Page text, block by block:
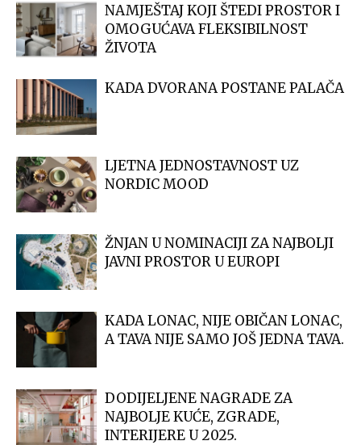
NAMJEŠTAJ KOJI ŠTEDI PROSTOR I
OMOGUĆAVA FLEKSIBILNOST
ŽIVOTA
KADA DVORANA POSTANE PALAČA
LJETNA JEDNOSTAVNOST UZ
NORDIC MOOD
ŽNJAN U NOMINACIJI ZA NAJBOLJI
JAVNI PROSTOR U EUROPI
KADA LONAC, NIJE OBIČAN LONAC,
A TAVA NIJE SAMO JOŠ JEDNA TAVA.
DODIJELJENE NAGRADE ZA
NAJBOLJE KUĆE, ZGRADE,
INTERIJERE U 2025.